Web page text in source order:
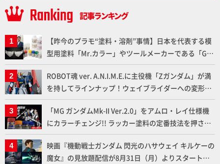
【昨今のプラモ“塗料・溶剤”事情】日本を代表する模
型用塗料「Mr.カラー」やツールメーカーである「GSI
クレオス」が語るラッカー塗料の未来とは？
ROBOT魂 ver. A.N.I.M.E.に主役機「Zガンダム」が満
を持してラインナップ！ウェイブライダーへの変形、
劇中どおりのプロポーションを再現【機動戦士Zガン
ダム】
「MG ガンダムMk-II Ver.2.0」をアムロ・レイ仕様機
にカラーチェンジ!! ラッカー塗料の定番技法を押さえ
るだけでハイクオリティの作例に!!【試し読み】
映画『機動戦士ガンダム 閃光のハサウェイ キルケーの
魔女』の見放題配信が8月31日（月）よりスタート！